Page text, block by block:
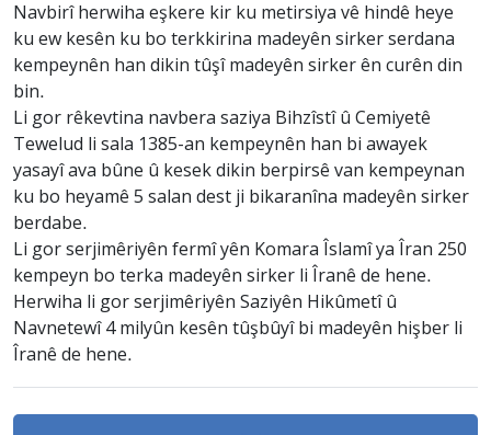
Navbirî herwiha eşkere kir ku metirsiya vê hindê heye
ku ew kesên ku bo terkkirina madeyên sirker serdana
kempeynên han dikin tûşî madeyên sirker ên curên din
bin.
Li gor rêkevtina navbera saziya Bihzîstî û Cemiyetê
Tewelud li sala 1385-an kempeynên han bi awayek
yasayî ava bûne û kesek dikin berpirsê van kempeynan
ku bo heyamê 5 salan dest ji bikaranîna madeyên sirker
berdabe.
Li gor serjimêriyên fermî yên Komara Îslamî ya Îran 250
kempeyn bo terka madeyên sirker li Îranê de hene.
Herwiha li gor serjimêriyên Saziyên Hikûmetî û
Navnetewî 4 milyûn kesên tûşbûyî bi madeyên hişber li
Îranê de hene.